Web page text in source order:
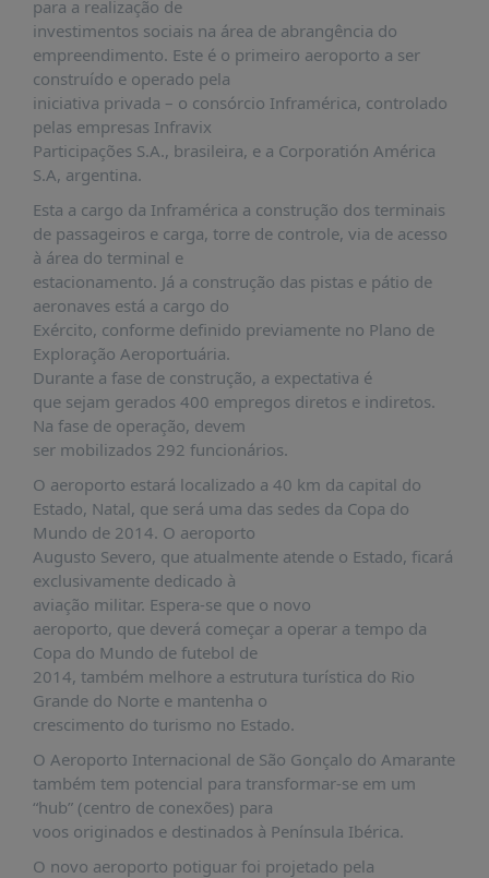
DADOS
FRENTE
PARLAMENTAR
SOBRE
A
FRENTE
MATERIAIS
INFORMAÇÕES
CURSOS
E
EVENTOS
INSCRIÇÕES
MATERIAIS
DISPONÍVEIS
PUBLICAÇÕES
REVISTA
RUMOS
LIVROS
ESTUDOS
NOTÍCIAS
PRÊMIO
ABDE-
BID
PRÊMIO
ABDE
DE
para a realização de
investimentos sociais na área de abrangência do
empreendimento. Este é o primeiro aeroporto a ser
construído e operado pela
iniciativa privada – o consórcio Inframérica, controlado
pelas empresas Infravix
Participações S.A., brasileira, e a Corporatión América
S.A, argentina.
Esta a cargo da Inframérica a construção dos terminais
de passageiros e carga, torre de controle, via de acesso
à área do terminal e
estacionamento. Já a construção das pistas e pátio de
aeronaves está a cargo do
Exército, conforme definido previamente no Plano de
Exploração Aeroportuária.
Durante a fase de construção, a expectativa é
que sejam gerados 400 empregos diretos e indiretos.
Na fase de operação, devem
ser mobilizados 292 funcionários.
O aeroporto estará localizado a 40 km da capital do
Estado, Natal, que será uma das sedes da Copa do
Mundo de 2014. O aeroporto
Augusto Severo, que atualmente atende o Estado, ficará
exclusivamente dedicado à
aviação militar. Espera-se que o novo
aeroporto, que deverá começar a operar a tempo da
Copa do Mundo de futebol de
2014, também melhore a estrutura turística do Rio
Grande do Norte e mantenha o
crescimento do turismo no Estado.
O Aeroporto Internacional de São Gonçalo do Amarante
também tem potencial para transformar-se em um
“hub” (centro de conexões) para
voos originados e destinados à Península Ibérica.
O novo aeroporto potiguar foi projetado pela